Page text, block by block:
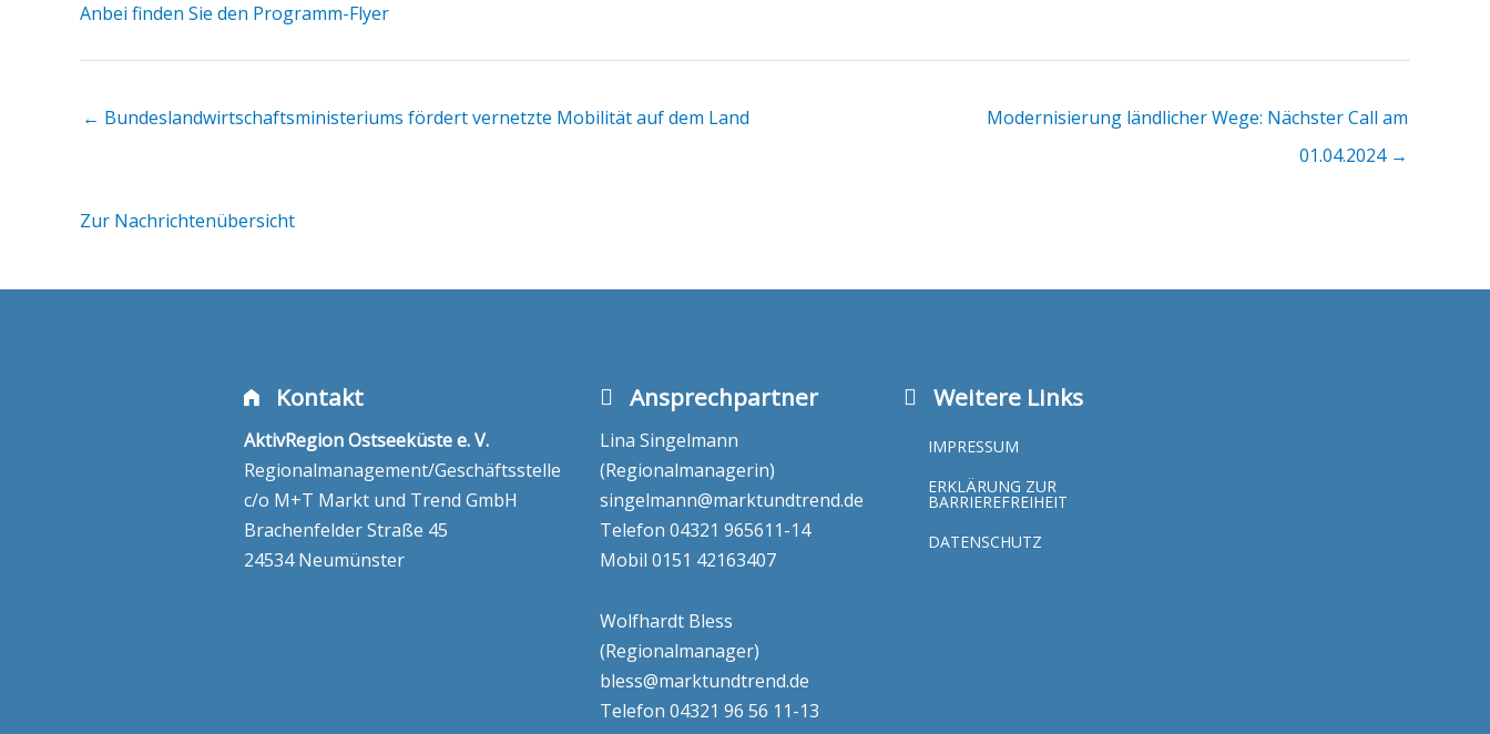
Anbei finden Sie den Programm-Flyer
← Bundeslandwirtschaftsministeriums fördert vernetzte Mobilität auf dem Land
Modernisierung ländlicher Wege: Nächster Call am
01.04.2024 →
Zur Nachrichtenübersicht
Kontakt
AktivRegion Ostseeküste e. V.
Regionalmanagement/Geschäftsstelle
c/o M+T Markt und Trend GmbH
Brachenfelder Straße 45
24534 Neumünster
Ansprechpartner
Lina Singelmann
(Regionalmanagerin)
singelmann@marktundtrend.de
Telefon04321 965611-14
Mobil0151 42163407
Wolfhardt Bless
(Regionalmanager)
bless@marktundtrend.de
Telefon04321 96 56 11-13
Weitere Links
IMPRESSUM
ERKLÄRUNG ZUR
BARRIEREFREIHEIT
DATENSCHUTZ